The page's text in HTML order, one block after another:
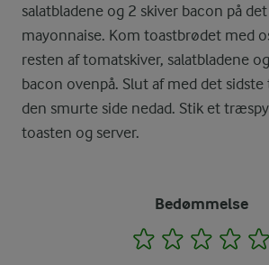
salatbladene og 2 skiver bacon på
mayonnaise. Kom toastbrødet med
resten af tomatskiver, salatbladene
bacon ovenpå. Slut af med det
den smurte side nedad. Stik et
toasten og server.
Bedømmelse
1 2 3 4